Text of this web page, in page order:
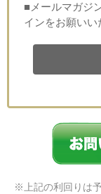
■メールマガジ
インをお願いい
※上記の利回りは